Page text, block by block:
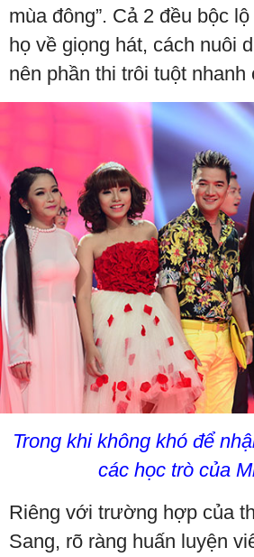
mùa đông”. Cả 2 đều bộc
họ về giọng hát, cách nuôi
nên phần thi trôi tuột nhanh
Trong khi không khó để
các học trò của
Riêng với trường hợp của
Sang, rõ ràng huấn luyện